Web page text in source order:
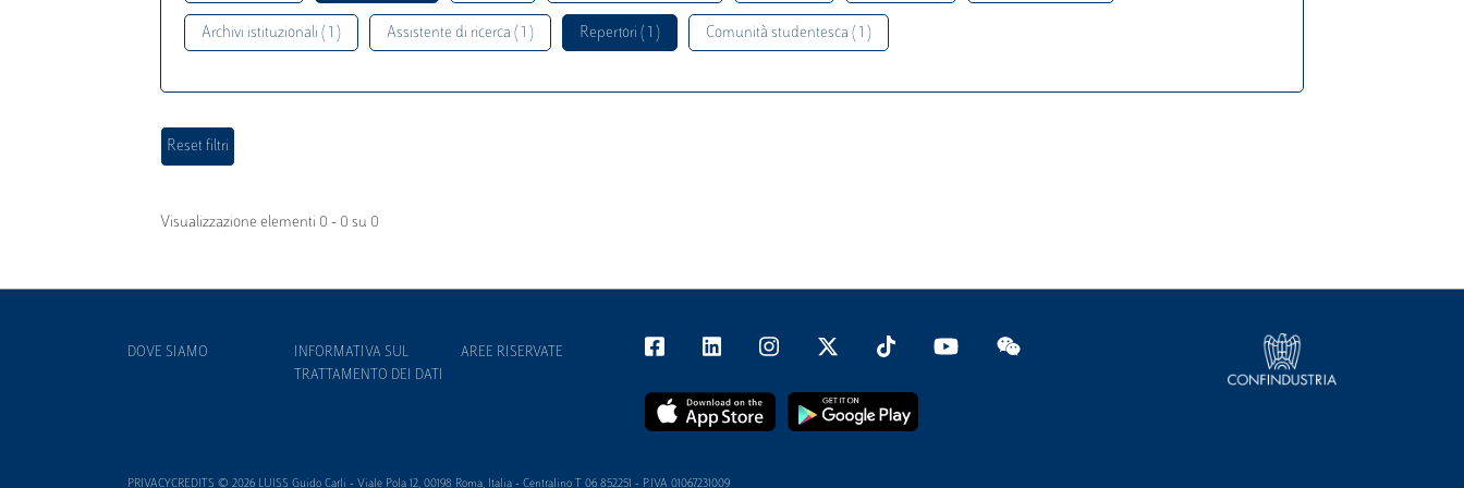
Archivi istituzionali ( 1 ) Assistente di ricerca ( 1 ) Repertori ( 1 ) Comunità studentesca ( 1 )
Visualizzazione elementi 0 - 0 su 0
DOVE SIAMO
INFORMATIVA SUL
TRATTAMENTO DEI DATI
AREE RISERVATE
PRIVACYCREDITS © 2026 LUISS Guido Carli - Viale Pola 12, 00198 Roma, Italia - Centralino T 06 852251 - P.IVA 01067231009